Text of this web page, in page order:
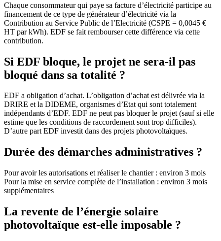
Chaque consommateur qui paye sa facture d’électricité participe au
financement de ce type de générateur d’électricité via la
Contribution au Service Public de l’Electricité (CSPE = 0,0045 €
HT par kWh). EDF se fait rembourser cette différence via cette
contribution.
Si EDF bloque, le projet ne sera-il pas
bloqué dans sa totalité ?
EDF a obligation d’achat. L’obligation d’achat est délivrée via la
DRIRE et la DIDEME, organismes d’Etat qui sont totalement
indépendants d’EDF. EDF ne peut pas bloquer le projet (sauf si elle
estime que les conditions de raccordement sont trop difficiles).
D’autre part EDF investit dans des projets photovoltaïques.
Durée des démarches administratives ?
Pour avoir les autorisations et réaliser le chantier : environ 3 mois
Pour la mise en service complète de l’installation : environ 3 mois
supplémentaires
La revente de l’énergie solaire
photovoltaïque est-elle imposable ?